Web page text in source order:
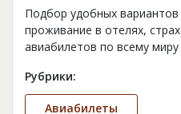
Подбор удобных
проживание в отелях,
авиабилетов по всему миру
Рубрики:
Авиабилеты